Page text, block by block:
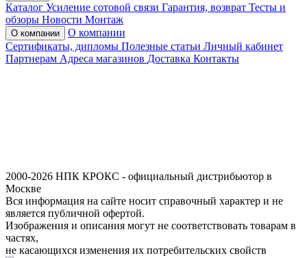
Каталог Усиление сотовой связи Гарантия, возврат Тесты и
обзоры Новости Монтаж
О компании
О компании
Сертификаты, дипломы Полезные статьи Личный кабинет
Партнерам Адреса магазинов Доставка Контакты
2000-2026 НПК КРОКС - официальный дистрибьютор в
Москве
Вся информация на сайте носит справочный характер и не
является публичной офертой.
Изображения и описания могут не соответствовать товарам в
частях,
не касающихся изменения их потребительских свойств